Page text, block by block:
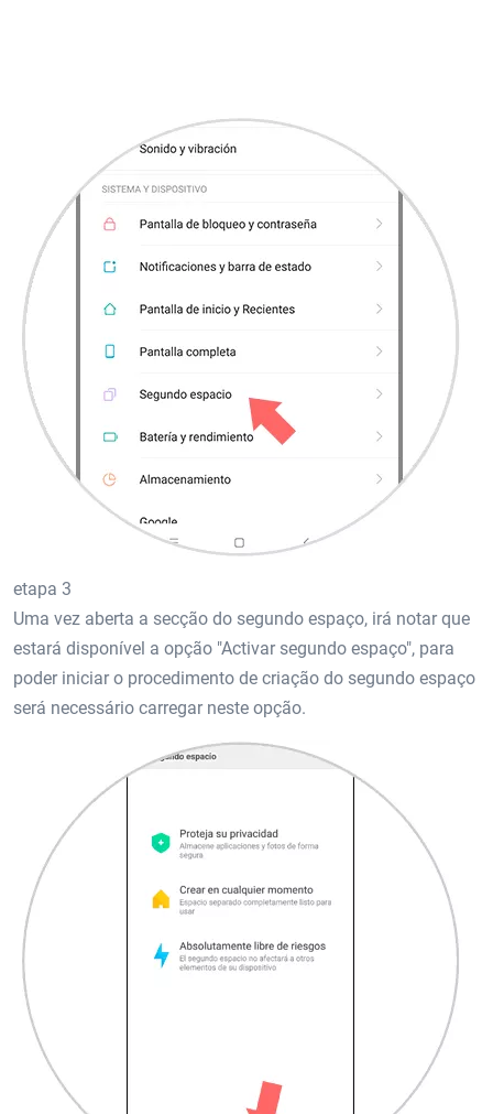
etapa 3
Uma vez aberta a secção do segundo espaço, irá notar que
estará disponível a opção "Activar segundo espaço", para
poder iniciar o procedimento de criação do segundo espaço
será necessário carregar neste opção.